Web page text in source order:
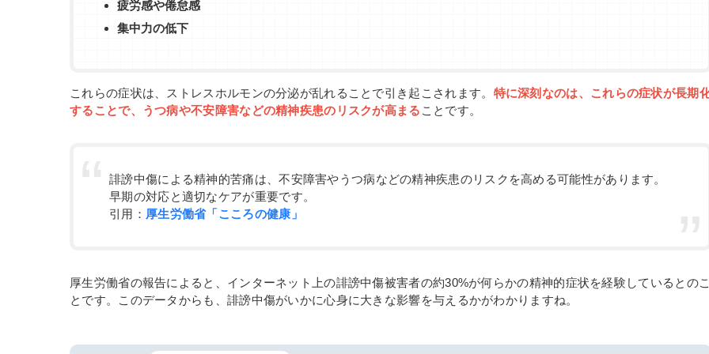
疲労感や倦怠感
集中力の低下
これらの症状は、ストレスホルモンの分泌が乱れることで引き起こされます。 特に深刻なのは、これらの症状が長期
することで、うつ病や不安障害などの精神疾患のリスクが高まる ことです。
誹謗中傷による精神的苦痛は、不安障害やうつ病などの精神疾患のリスクを高める可能性があります。
早期の対応と適切なケアが重要です。
引用： 厚生労働省「こころの健康」
厚生労働省の報告によると、インターネット上の誹謗中傷被害者の約30%が何らかの精神的症状を経験しているとの
とです。このデータからも、誹謗中傷がいかに心身に大きな影響を与えるかがわかりますね。